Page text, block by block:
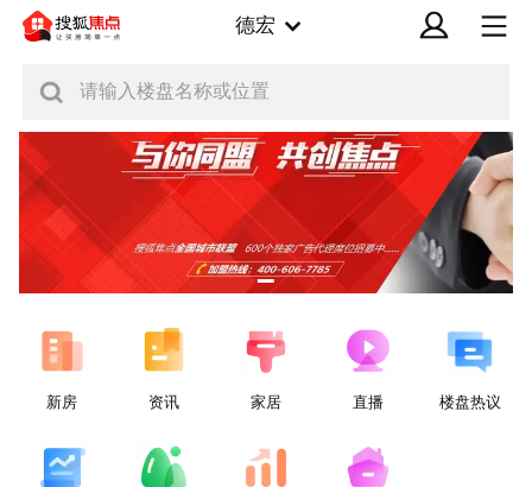
德宏
请输入楼盘名称或位置
新房 资讯 家居 直播 楼盘热议